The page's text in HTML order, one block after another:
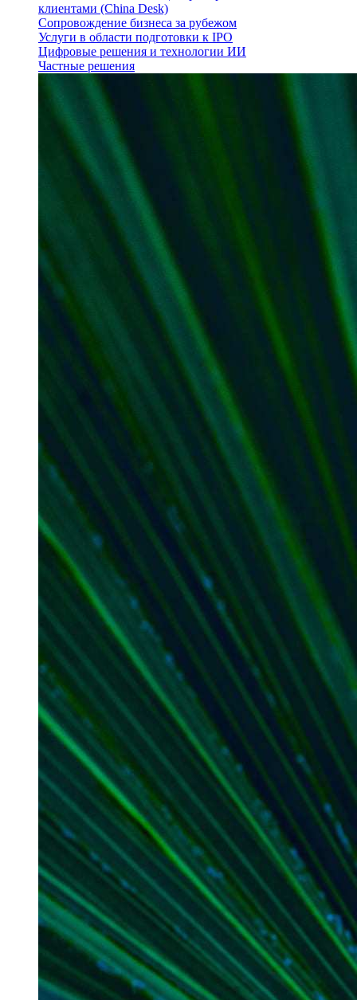
клиентами (China Desk)
Сопровождение бизнеса за рубежом
Услуги в области подготовки к IPO
Цифровые решения и технологии ИИ
Частные решения